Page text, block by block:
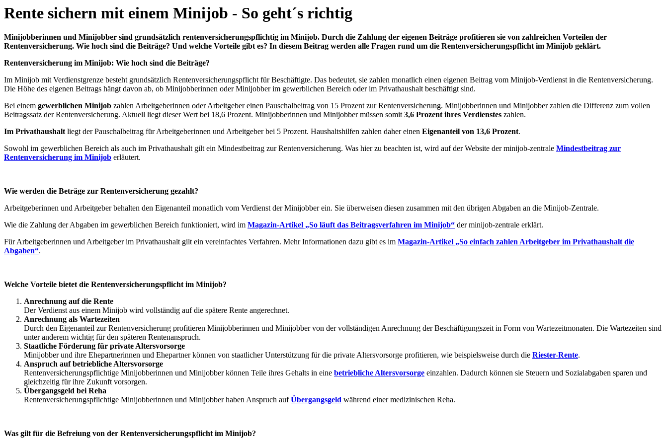
Rente sichern mit einem Minijob - So geht´s richtig
Minijobberinnen und Minijobber sind grundsätzlich rentenversicherungspflichtig im Minijob. Durch die Zahlung der eigenen Beiträge profitieren sie von zahlreichen Vorteilen der
Rentenversicherung. Wie hoch sind die Beiträge? Und welche Vorteile gibt es? In diesem Beitrag werden alle Fragen rund um die Rentenversicherungspflicht im Minijob geklärt.
Rentenversicherung im Minijob: Wie hoch sind die Beiträge?
Im Minijob mit Verdienstgrenze besteht grundsätzlich Rentenversicherungspflicht für Beschäftigte. Das bedeutet, sie zahlen monatlich einen eigenen Beitrag vom Minijob-Verdienst in die Rentenversicherung.
Die Höhe des eigenen Beitrags hängt davon ab, ob Minijobberinnen oder Minijobber im gewerblichen Bereich oder im Privathaushalt beschäftigt sind.
Bei einem gewerblichen Minijob zahlen Arbeitgeberinnen oder Arbeitgeber einen Pauschalbeitrag von 15 Prozent zur Rentenversicherung. Minijobberinnen und Minijobber zahlen die Differenz zum vollen
Beitragssatz der Rentenversicherung. Aktuell liegt dieser Wert bei 18,6 Prozent. Minijobberinnen und Minijobber müssen somit3,6 Prozent ihres Verdienstes zahlen.
Im Privathaushaltliegt der Pauschalbeitrag für Arbeitgeberinnen und Arbeitgeber bei 5 Prozent. Haushaltshilfen zahlen daher einen Eigenanteil von 13,6 Prozent.
Sowohl im gewerblichen Bereich als auch im Privathaushalt gilt ein Mindestbeitrag zur Rentenversicherung. Was hier zu beachten ist, wird auf der Website der minijob-zentrale Mindestbeitrag zur
Rentenversicherung im Minijob erläutert.
Wie werden die Beträge zur Rentenversicherung gezahlt?
Arbeitgeberinnen und Arbeitgeber behalten den Eigenanteil monatlich vom Verdienst der Minijobber ein. Sie überweisen diesen zusammen mit den übrigen Abgaben an die Minijob-Zentrale.
Wie die Zahlung der Abgaben im gewerblichen Bereich funktioniert, wird im Magazin-Artikel „So läuft das Beitragsverfahren im Minijob“ der minijob-zentrale erklärt.
Für Arbeitgeberinnen und Arbeitgeber im Privathaushalt gilt ein vereinfachtes Verfahren. Mehr Informationen dazu gibt es im Magazin-Artikel „So einfach zahlen Arbeitgeber im Privathaushalt die
Abgaben“.
Welche Vorteile bietet die Rentenversicherungspflicht im Minijob?
Anrechnung auf die Rente
Der Verdienst aus einem Minijob wird vollständig auf die spätere Rente angerechnet.
Anrechnung als Wartezeiten
Durch den Eigenanteil zur Rentenversicherung profitieren Minijobberinnen und Minijobber von der vollständigen Anrechnung der Beschäftigungszeit in Form von Wartezeitmonaten. Die Wartezeiten sind
unter anderem wichtig für den späteren Rentenanspruch.
Staatliche Förderung für private Altersvorsorge
Minijobber und ihre Ehepartnerinnen und Ehepartner können von staatlicher Unterstützung für die private Altersvorsorge profitieren, wie beispielsweise durch die Riester-Rente.
Anspruch auf betriebliche Altersvorsorge
Rentenversicherungspflichtige Minijobberinnen und Minijobber können Teile ihres Gehalts in eine betriebliche Altersvorsorge einzahlen. Dadurch können sie Steuern und Sozialabgaben sparen und
gleichzeitig für ihre Zukunft vorsorgen.
Übergangsgeld bei Reha
Rentenversicherungspflichtige Minijobberinnen und Minijobber haben Anspruch aufÜbergangsgeld während einer medizinischen Reha.
Was gilt für die Befreiung von der Rentenversicherungspflicht im Minijob?